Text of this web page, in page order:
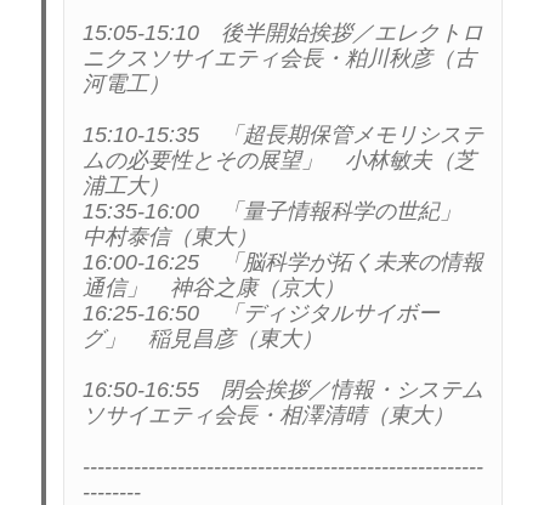
15:05-15:10　後半開始挨拶／エレクトロ
ニクスソサイエティ会長・粕川秋彦（古
河電工）
15:10-15:35　「超長期保管メモリシステ
ムの必要性とその展望」　小林敏夫（芝
浦工大）
15:35-16:00　「量子情報科学の世紀」
中村泰信（東大）
16:00-16:25　「脳科学が拓く未来の情報
通信」　神谷之康（京大）
16:25-16:50　「ディジタルサイボー
グ」　稲見昌彦（東大）
16:50-16:55　閉会挨拶／情報・システム
ソサイエティ会長・相澤清晴（東大）
-------------------------------------------------------
--------